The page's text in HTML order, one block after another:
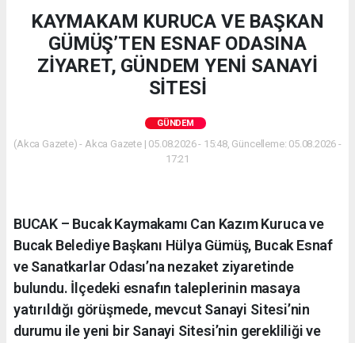
KAYMAKAM KURUCA VE BAŞKAN
GÜMÜŞ’TEN ESNAF ODASINA
ZİYARET, GÜNDEM YENİ SANAYİ
SİTESİ
GÜNDEM
(Akca Gazete) - Akca Gazete | 05.08.2026 - 15:48, Güncelleme: 05.08.2026 -
17:21
BUCAK – Bucak Kaymakamı Can Kazım Kuruca ve
Bucak Belediye Başkanı Hülya Gümüş, Bucak Esnaf
ve Sanatkarlar Odası’na nezaket ziyaretinde
bulundu. İlçedeki esnafın taleplerinin masaya
yatırıldığı görüşmede, mevcut Sanayi Sitesi’nin
durumu ile yeni bir Sanayi Sitesi’nin gerekliliği ve